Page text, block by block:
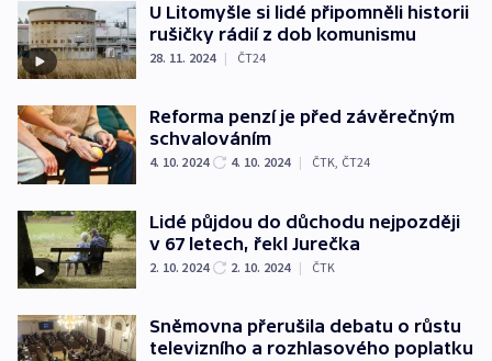
U Litomyšle si lidé připomněli historii
rušičky rádií z dob komunismu
28. 11. 2024 | ČT24
Reforma penzí je před závěrečným
schvalováním
4. 10. 2024 4. 10. 2024 | ČTK, ČT24
Lidé půjdou do důchodu nejpozději
v 67 letech, řekl Jurečka
2. 10. 2024 2. 10. 2024 | ČTK
Sněmovna přerušila debatu o růstu
televizního a rozhlasového poplatku